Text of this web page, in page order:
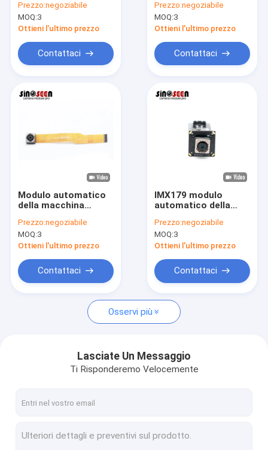
Video
Controllo di qualità
Contattaci
Moduli della macchina fotografica dell'OEM
sensibilità HD 5MP
OV5640
Prezzo:negoziabile
MOQ:3
Ottieni l'ultimo prezzo
Contattaci
Raspberry Pi USB con
il sensore OV5647 di
Omnivision CMOS
Prezzo:negoziabile
MOQ:3
Ottieni l'ultimo prezzo
Contattaci
Modulo automatico
della macchina
fuoco 5MP MIPI con il
sensore OV5648
Prezzo:negoziabile
MOQ:3
Ottieni l'ultimo prezzo
Contattaci
IMX179 modulo
automatico della
fotografica del
fuoco 8MP USB 3,0
del sensore 4K
Prezzo:negoziabile
MOQ:3
Ottieni l'ultimo prezzo
Contattaci
Osservi più
Lasciate Un Messaggio
Ti Risponderemo Velocemente